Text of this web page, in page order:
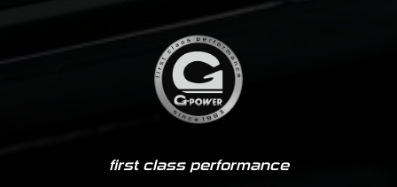
first class performance